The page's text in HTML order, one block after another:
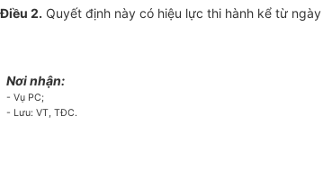
Điều 2. Quyết định này có hiệu lực thi hành kể từ
Nơi nhận:
- Vụ PC;
- Lưu: VT, TĐC.